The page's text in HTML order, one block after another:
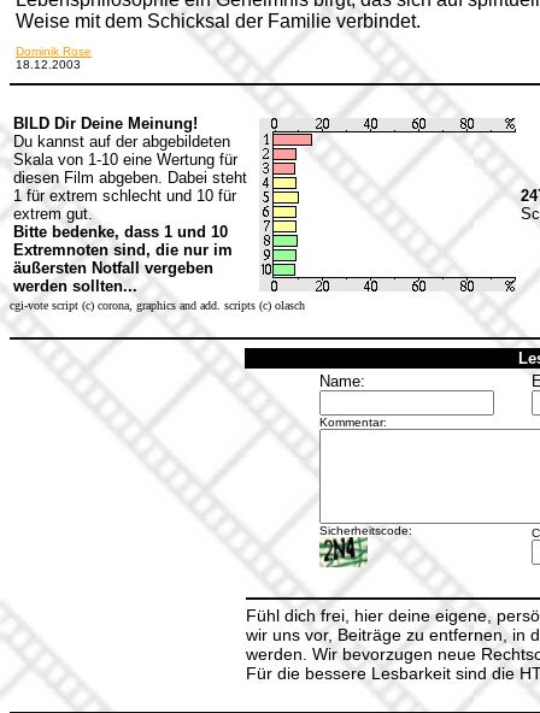
Weise mit dem Schicksal der Familie verbindet.
Dominik Rose
18.12.2003
BILD Dir Deine Meinung!
Du kannst auf der abgebildeten
Skala von 1-10 eine Wertung für
diesen Film abgeben. Dabei steht
1 für extrem schlecht und 10 für
extrem gut.
Bitte bedenke, dass 1 und 10
Extremnoten sind, die nur im
äußersten Notfall vergeben
werden sollten...
cgi-vote script (c) corona, graphics and add. scripts (c) olasch
Name:
Kommentar:
Sicherheitscode:
Fühl dich frei, hier deine eigene,
wir uns vor, Beiträge zu entfernen, in
werden. Wir bevorzugen neue
Für die bessere Lesbarkeit sind die